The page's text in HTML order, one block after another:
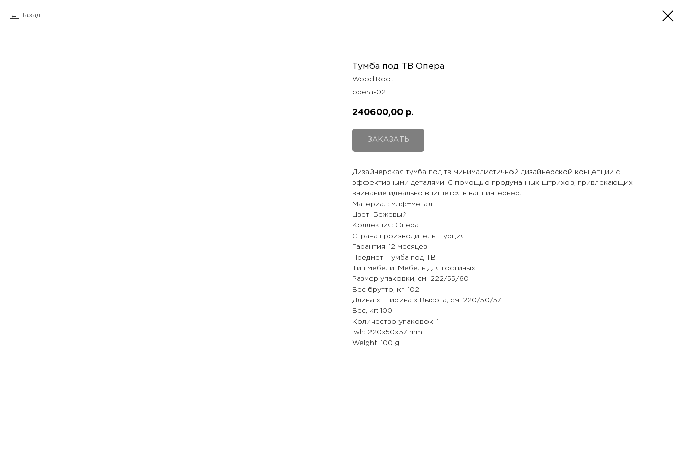
Назад
Тумба под ТВ Опера
Wood.Root
opera-02
240600,00 р.
ЗАКАЗАТЬ
Дизайнерская тумба под тв минималистичной дизайнерской концепции с
эффективными деталями. С помощью продуманных штрихов, привлекающих
внимание идеально впишется в ваш интерьер.
Материал: мдф+метал
Цвет: Бежевый
Коллекция: Опера
Страна производитель: Турция
Гарантия: 12 месяцев
Предмет: Тумба под ТВ
Тип мебели: Мебель для гостиных
Размер упаковки, см: 222/55/60
Вес брутто, кг: 102
Длина х Ширина х Высота, см: 220/50/57
Вес, кг: 100
Количество упаковок: 1
lwh: 220x50x57 mm
Weight: 100 g